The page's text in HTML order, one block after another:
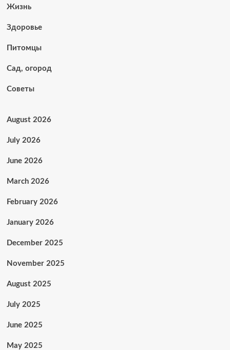
Жизнь
Здоровье
Питомцы
Сад, огород
Советы
August 2026
July 2026
June 2026
March 2026
February 2026
January 2026
December 2025
November 2025
August 2025
July 2025
June 2025
May 2025